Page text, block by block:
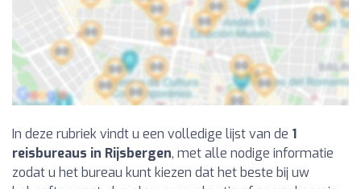
In deze rubriek vindt u een volledige lijst van de 1
reisbureaus in Rijsbergen, met alle nodige informatie
zodat u het bureau kunt kiezen dat het beste bij uw